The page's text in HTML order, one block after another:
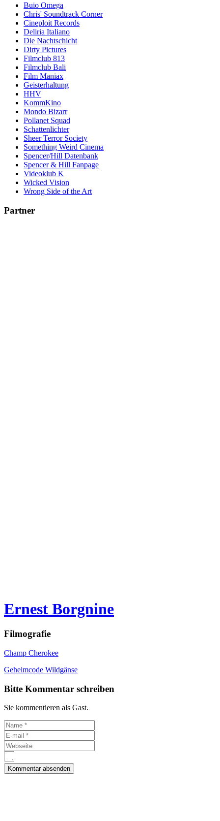
Buio Omega
Chris' Soundtrack Corner
Cineploit Records
Deliria Italiano
Die Nachtschicht
Dirty Pictures
Filmclub 813
Filmclub Bali
Film Maniax
Geisterhaltung
HHV
KommKino
Mondo Bizarr
Pollanet Squad
Schattenlichter
Sheer Terror Society
Something Weird Cinema
Spencer/Hill Datenbank
Spencer & Hill Fanpage
Videoklub K
Wicked Vision
Wrong Side of the Art
Partner
Ernest Borgnine
Filmografie
Champ Cherokee
Geheimcode Wildgänse
Bitte Kommentar schreiben
Sie kommentieren als Gast.